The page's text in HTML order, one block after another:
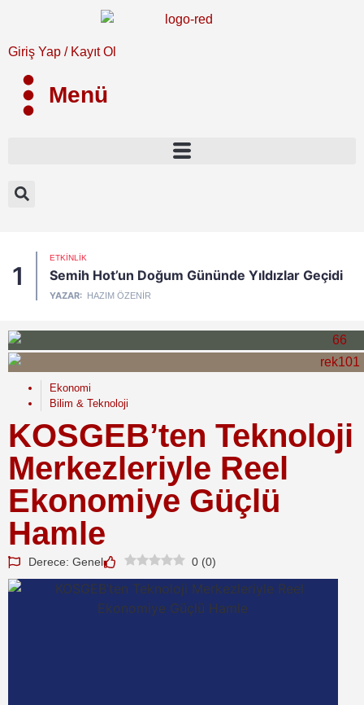
Giriş Yap / Kayıt Ol
Menü
1
ETKINLIK
Semih Hot’un Doğum Gününde Yıldızlar Geçidi
YAZAR: HAZIM ÖZENIR
Ekonomi
Bilim & Teknoloji
KOSGEB’ten Teknoloji
Merkezleriyle Reel
Ekonomiye Güçlü
Hamle
Derece: Genel 0 (0)